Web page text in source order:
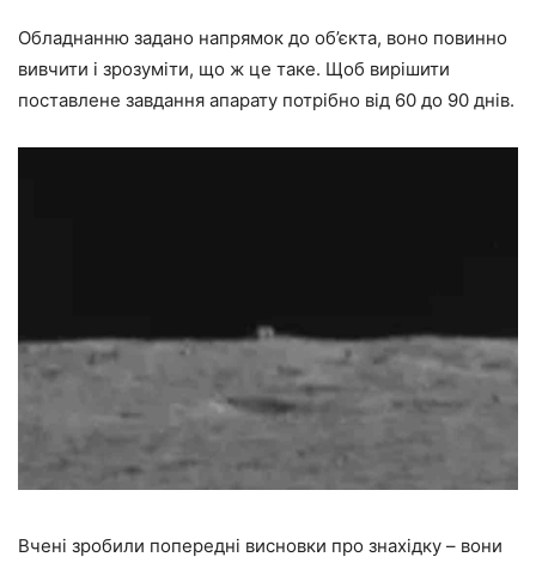
Обладнанню задано напрямок до об’єкта, воно повинно
вивчити і зрозуміти, що ж це таке. Щоб вирішити
поставлене завдання апарату потрібно від 60 до 90 днів.
Вчені зробили попередні висновки про знахідку – вони